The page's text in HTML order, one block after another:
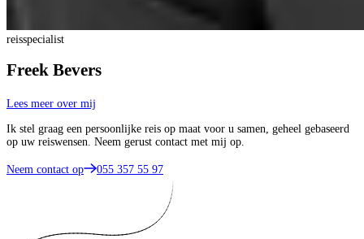
reisspecialist
Freek Bevers
Lees meer over mij
Ik stel graag een persoonlijke reis op maat voor u samen, geheel gebaseerd
op uw reiswensen. Neem gerust contact met mij op.
Neem contact op 055 357 55 97